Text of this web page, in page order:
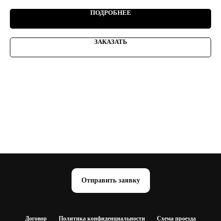
ПОДРОБНЕЕ
ЗАКАЗАТЬ
Отправить заявку
Договор Политика конфиденциальности Схема проезда